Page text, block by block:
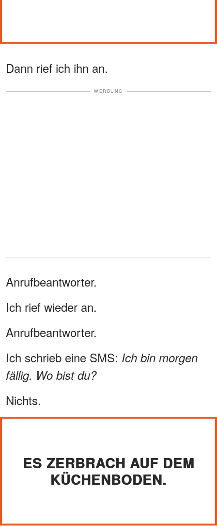
Dann rief ich ihn an.
WERBUNG
Anrufbeantworter.
Ich rief wieder an.
Anrufbeantworter.
Ich schrieb eine SMS: Ich bin morgen
fällig. Wo bist du?
Nichts.
ES ZERBRACH AUF DEM
KÜCHENBODEN.